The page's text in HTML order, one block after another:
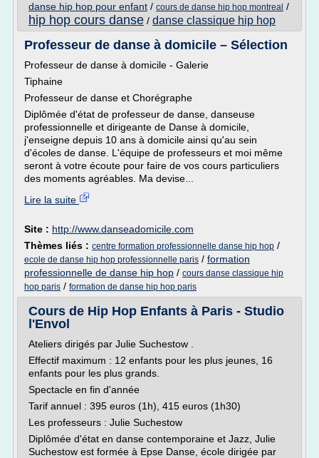
danse hip hop pour enfant / cours de danse hip hop montreal /
hip hop cours danse / danse classique hip hop
Professeur de danse à domicile – Sélection
Professeur de danse à domicile - Galerie
Tiphaine
Professeur de danse et Chorégraphe
Diplômée d'état de professeur de danse, danseuse
professionnelle et dirigeante de Danse à domicile,
j'enseigne depuis 10 ans à domicile ainsi qu'au sein
d'écoles de danse. L'équipe de professeurs et moi même
seront à votre écoute pour faire de vos cours particuliers
des moments agréables. Ma devise...
Lire la suite
Site : http://www.danseadomicile.com
Thèmes liés : centre formation professionnelle danse hip hop /
ecole de danse hip hop professionnelle paris / formation
professionnelle de danse hip hop / cours danse classique hip
hop paris / formation de danse hip hop paris
Cours de Hip Hop Enfants à Paris - Studio
l'Envol
Ateliers dirigés par Julie Suchestow .
Effectif maximum : 12 enfants pour les plus jeunes, 16
enfants pour les plus grands.
Spectacle en fin d'année
Tarif annuel : 395 euros (1h), 415 euros (1h30)
Les professeurs : Julie Suchestow
Diplômée d'état en danse contemporaine et Jazz, Julie
Suchestow est formée à Epse Danse, école dirigée par